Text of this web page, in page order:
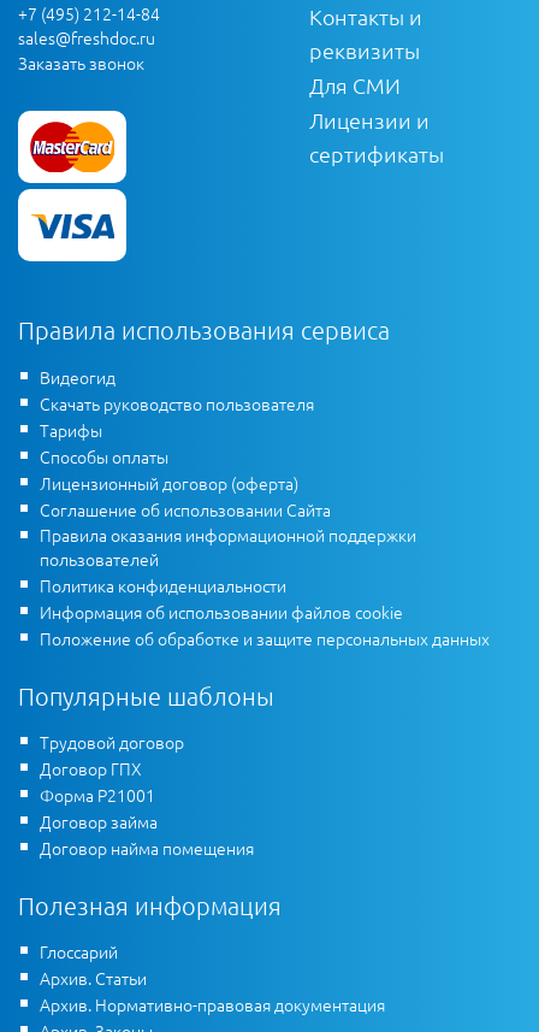
+7 (495) 212-14-84
sales@freshdoc.ru
Заказать звонок
Контакты и
реквизиты
Для СМИ
Лицензии и
сертификаты
Правила использования сервиса
Видеогид
Скачать руководство пользователя
Тарифы
Способы оплаты
Лицензионный договор (оферта)
Соглашение об использовании Сайта
Правила оказания информационной поддержки
пользователей
Политика конфиденциальности
Информация об использовании файлов cookie
Положение об обработке и защите персональных данных
Популярные шаблоны
Трудовой договор
Договор ГПХ
Форма Р21001
Договор займа
Договор найма помещения
Полезная информация
Глоссарий
Архив. Статьи
Архив. Нормативно-правовая документация